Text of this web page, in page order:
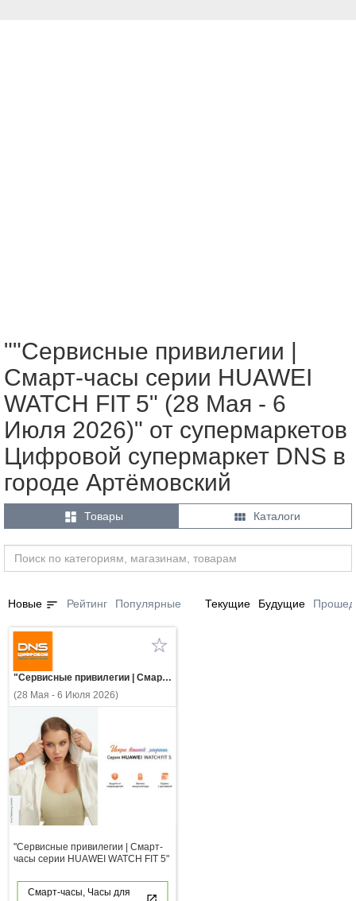
""Сервисные привилегии |
Смарт-часы серии HUAWEI
WATCH FIT 5" (28 Мая - 6
Июля 2026)" от супермаркетов
Цифровой супермаркет DNS в
городе Артёмовский
 Товары  Каталоги
Новые sort Рейтинг Популярные Текущие Будущие
"Сервисные привилегии | Смарт-часы серии HUAWEI WATCH FIT 5"
(28 Мая - 6 Июля 2026)
"Сервисные привилегии | Смарт-
часы серии HUAWEI WATCH FIT 5"
Смарт-часы, Часы для